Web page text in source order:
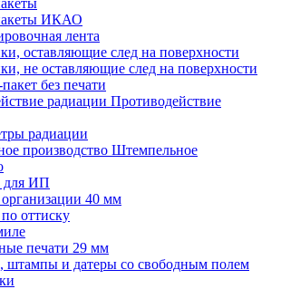
ИКАО
лента
оставляющие след на поверхности
не оставляющие след на поверхности
без печати
Противодействие
радиации
Штемпельное
для ИП
40 мм
оттиску
печати 29 мм
штампы и датеры со свободным полем